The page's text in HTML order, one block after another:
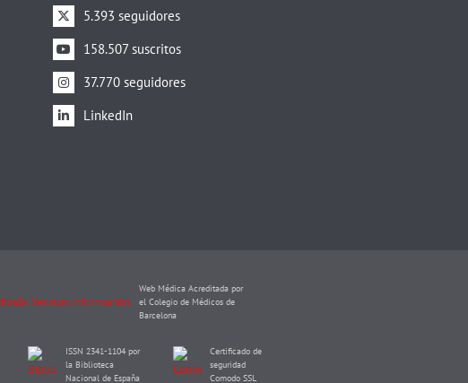
5.393 seguidores
158.507 suscritos
37.770 seguidores
LinkedIn
Web Médica Acreditada por
el Colegio de Médicos de
Barcelona
ISSN 2341-1104 por
la Biblioteca
Nacional de España
Certificado de
seguridad
Comodo SSL